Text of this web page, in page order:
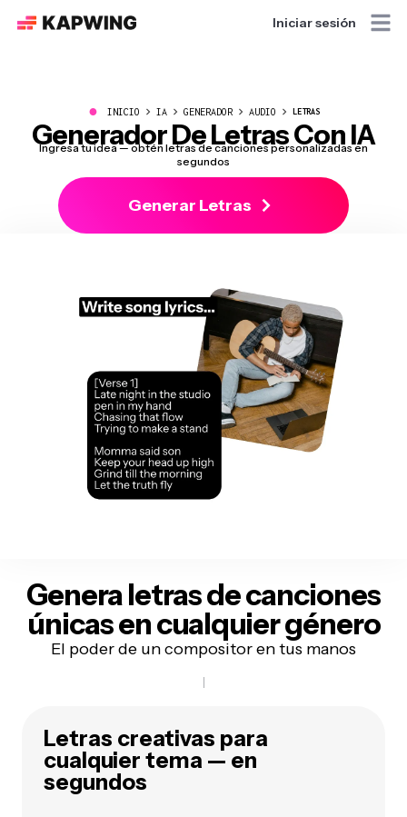
Iniciar sesión
● INICIO IA GENERADOR AUDIO LETRAS
Generador De Letras Con IA
Ingresa tu idea — obtén letras de canciones personalizadas en
segundos
Generar Letras
Genera letras de canciones
únicasen cualquier género
El poder de un compositor en tus manos
Letras creativas para
cualquier tema — en
segundos